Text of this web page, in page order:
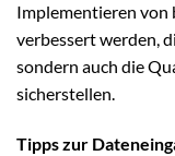
Implementieren von
verbessert werden,
sondern auch die
sicherstellen.
Tipps zur